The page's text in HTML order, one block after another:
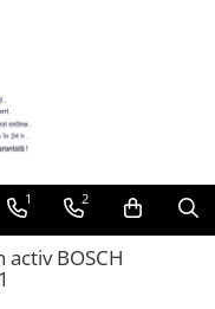
1 2
BOSCH